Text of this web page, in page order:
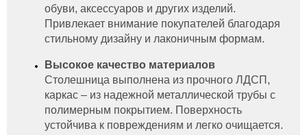
обуви, аксессуаров и других изделий.
Привлекает внимание покупателей благодаря
стильному дизайну и лаконичным формам.
Высокое качество материалов
Столешница выполнена из прочного ЛДСП,
каркас – из надежной металлической трубы с
полимерным покрытием. Поверхность
устойчива к повреждениям и легко очищается.